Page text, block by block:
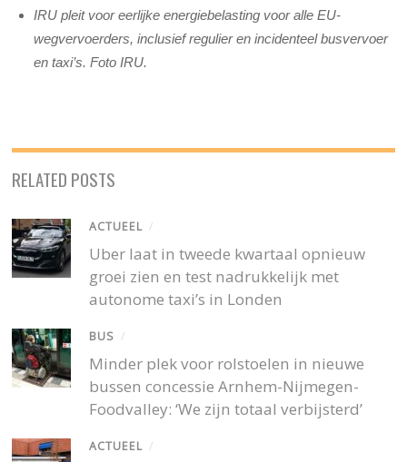
IRU pleit voor eerlijke energiebelasting voor alle EU-
wegvervoerders, inclusief regulier en incidenteel busvervoer
en taxi’s. Foto IRU.
RELATED POSTS
ACTUEEL /
Uber laat in tweede kwartaal opnieuw
groei zien en test nadrukkelijk met
autonome taxi’s in Londen
BUS /
Minder plek voor rolstoelen in nieuwe
bussen concessie Arnhem-Nijmegen-
Foodvalley: ‘We zijn totaal verbijsterd’
ACTUEEL /